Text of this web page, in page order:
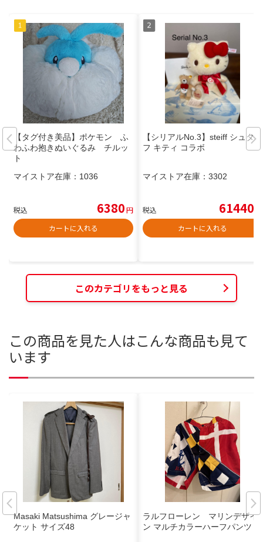
【タグ付き美品】ポケモン ふ
わふわ抱きぬいぐるみ チルッ
ト
マイストア在庫： 1036
税込 6380円
カートに入れる
【シリアルNo.3】steiff シュタイ
フ キティ コラボ
マイストア在庫： 3302
税込 61440
カートに入れる
このカテゴリをもっと見る
この商品を見た人はこんな商品も見て
います
Masaki Matsushima グレージャ
ケット サイズ48
ラルフローレン マリンデザイ
ン マルチカラーハーフパンツ L